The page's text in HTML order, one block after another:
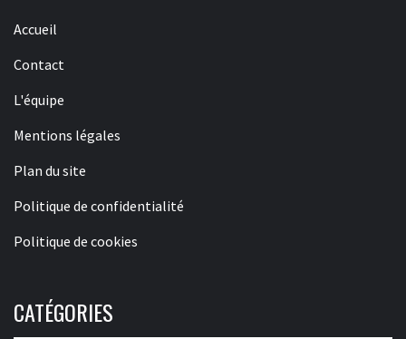
Accueil
Contact
L'équipe
Mentions légales
Plan du site
Politique de confidentialité
Politique de cookies
CATÉGORIES